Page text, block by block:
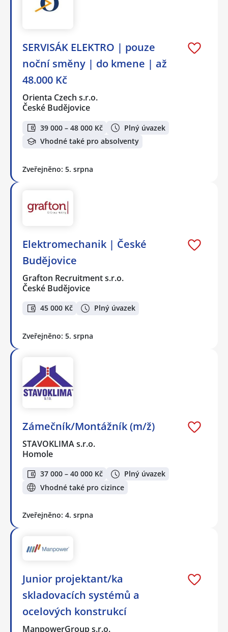
SERVISÁK ELEKTRO | pouze
noční směny | do kmene | až
48.000 Kč
Orienta Czech s.r.o.
České Budějovice
39 000 – 48 000 Kč
Plný úvazek
Vhodné také pro absolventy
Zveřejněno: 5. srpna
Elektromechanik | České
Budějovice
Grafton Recruitment s.r.o.
České Budějovice
45 000 Kč Plný úvazek
Zveřejněno: 5. srpna
Zámečník/Montážník (m/ž)
STAVOKLIMA s.r.o.
Homole
37 000 – 40 000 Kč
Plný úvazek
Vhodné také pro cizince
Zveřejněno: 4. srpna
Junior projektant/ka
skladovacích systémů a
ocelových konstrukcí
ManpowerGroup s.r.o.